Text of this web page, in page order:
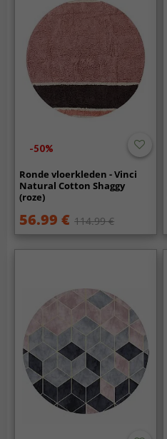
-50%
Ronde vloerkleden - Vinci
Natural Cotton Shaggy
(roze)
56.99 € 114.99 €